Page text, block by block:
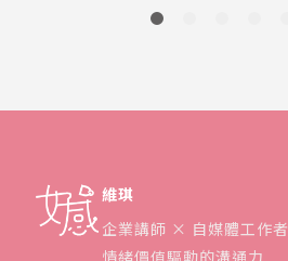
維琪
企業講師 × 自媒體工作者
情緒價值驅動的溝通力